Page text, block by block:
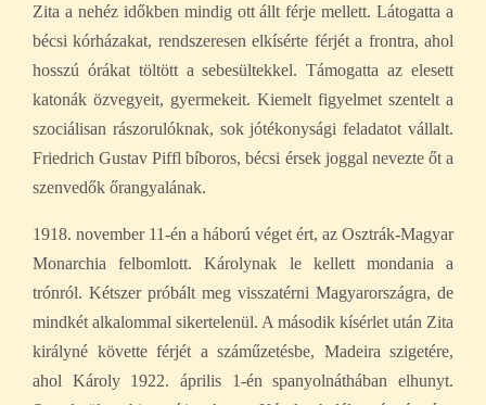
Zita a nehéz időkben mindig ott állt férje mellett. Látogatta a
bécsi kórházakat, rendszeresen elkísérte férjét a frontra, ahol
hosszú órákat töltött a sebesültekkel. Támogatta az elesett
katonák özvegyeit, gyermekeit. Kiemelt figyelmet szentelt a
szociálisan rászorulóknak, sok jótékonysági feladatot vállalt.
Friedrich Gustav Piffl bíboros, bécsi érsek joggal nevezte őt a
szenvedők őrangyalának.
1918. november 11-én a háború véget ért, az Osztrák-Magyar
Monarchia felbomlott. Károlynak le kellett mondania a
trónról. Kétszer próbált meg visszatérni Magyarországra, de
mindkét alkalommal sikertelenül. A második kísérlet után Zita
királyné követte férjét a száműzetésbe, Madeira szigetére,
ahol Károly 1922. április 1-én spanyolnáthában elhunyt.